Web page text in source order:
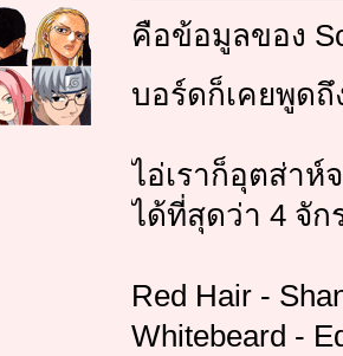
คือข้อมูลของ
บอร์ดก็เคยพูด
ไอ่เราก็อุตส่า
ได้ที่สุดว่า 4 จัก
Red Hair -
Whitebeard -